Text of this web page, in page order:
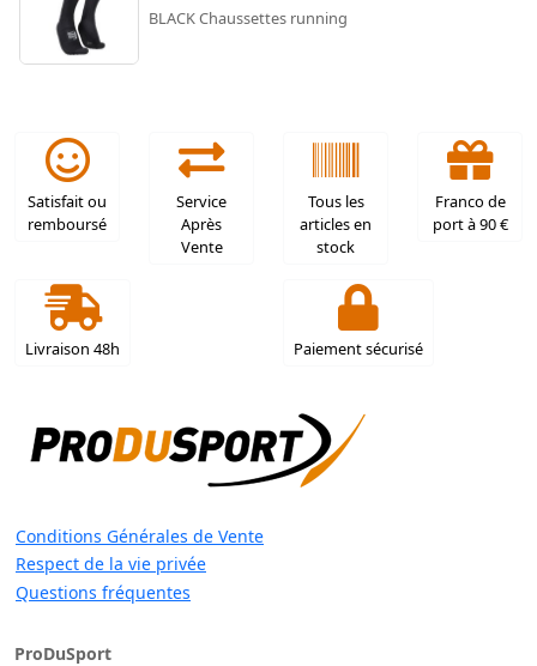
BLACK Chaussettes running
Satisfait ou
remboursé
Service
Après
Vente
Tous les
articles en
stock
Franco de
port à 90 €
Livraison 48h Paiement sécurisé
Conditions Générales de Vente
Respect de la vie privée
Questions fréquentes
ProDuSport